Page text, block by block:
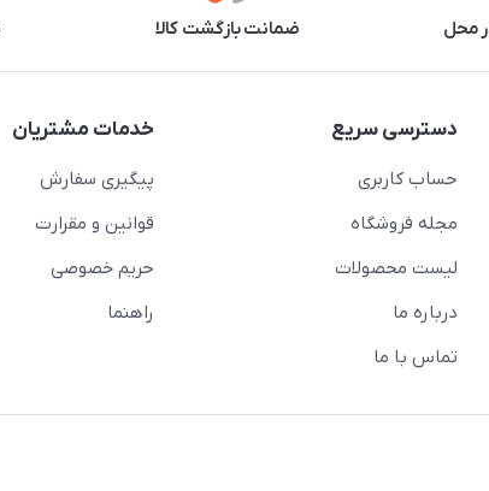
محل ضمانت بازگشت کالا
دسترسی سریع
حساب کاربری
مجله فروشگاه
لیست محصولات
درباره ما
تماس با ما
خدمات مشتریان
پیگیری سفارش
قوانین و مقرارت
حریم خصوصی
راهنما